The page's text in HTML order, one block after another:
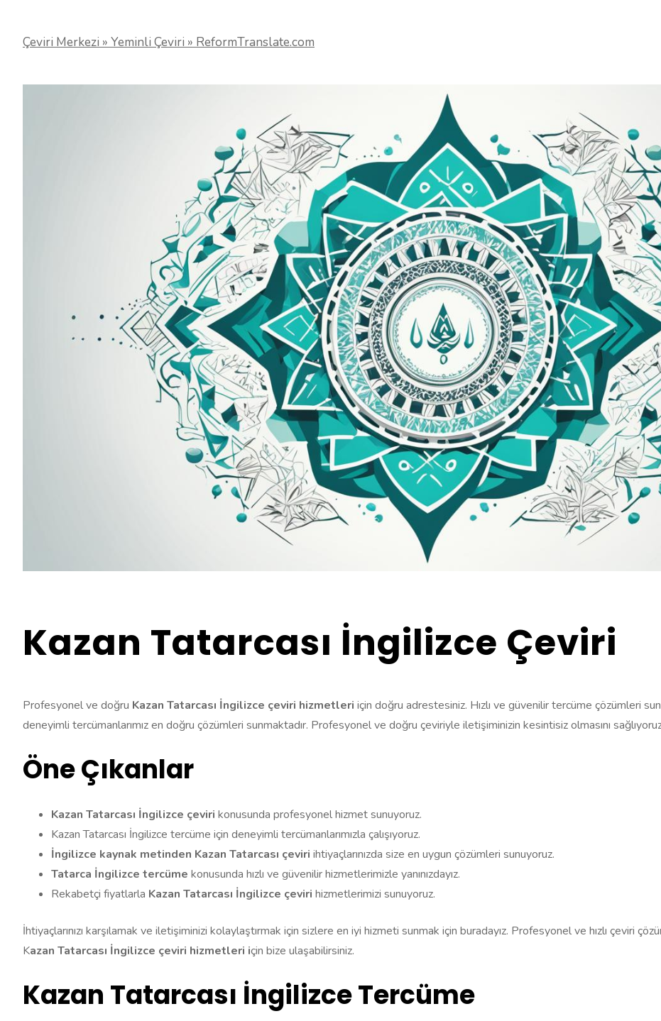
Çeviri Merkezi » Yeminli Çeviri » ReformTranslate.com
Kazan Tatarcası İngilizce Çeviri
Profesyonel ve doğru Kazan Tatarcası İngilizce çeviri hizmetleri için doğru adrestesiniz. Hızlı ve güvenilir tercüme çözümleri
deneyimli tercümanlarımız en doğru çözümleri sunmaktadır. Profesyonel ve doğru çeviriyle iletişiminizin kesintisiz olmasını
Öne Çıkanlar
Kazan Tatarcası İngilizce çeviri konusunda profesyonel hizmet sunuyoruz.
Kazan Tatarcası İngilizce tercüme için deneyimli tercümanlarımızla çalışıyoruz.
İngilizce kaynak metinden Kazan Tatarcası çeviri ihtiyaçlarınızda size en uygun çözümleri sunuyoruz.
Tatarca İngilizce tercüme konusunda hızlı ve güvenilir hizmetlerimizle yanınızdayız.
Rekabetçi fiyatlarla Kazan Tatarcası İngilizce çeviri hizmetlerimizi sunuyoruz.
İhtiyaçlarınızı karşılamak ve iletişiminizi kolaylaştırmak için sizlere en iyi hizmeti sunmak için buradayız. Profesyonel ve hızlı çeviri
Kazan Tatarcası İngilizce çeviri hizmetleri için bize ulaşabilirsiniz.
Kazan Tatarcası İngilizce Tercüme